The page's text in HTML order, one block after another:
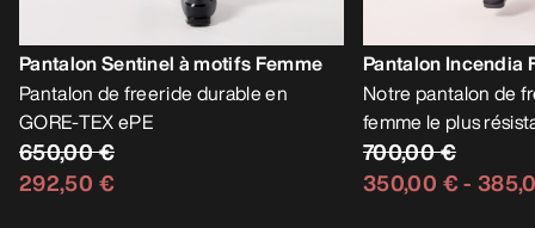
Pantalon Sentinel à motifs Femme
Pantalon de freeride durable en
GORE-TEX ePE
650,00 €
292,50 €
Pantalon Incendia
Notre pantalon de
femme le plus
700,00 €
350,00 €-